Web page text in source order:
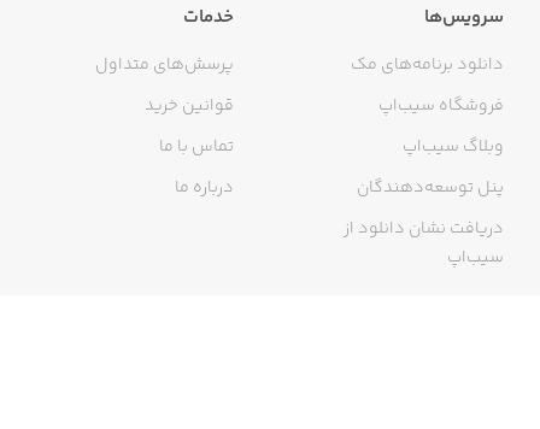
سرویس‌ها
دانلود برنامه‌های مک
فروشگاه سیب‌اپ
وبلاگ سیب‌اپ
پنل توسعه‌دهندگان
دریافت نشان دانلود از
سیب‌اپ
خدمات
پرسش‌های متداول
قوانین خرید
تماس با ما
درباره ما